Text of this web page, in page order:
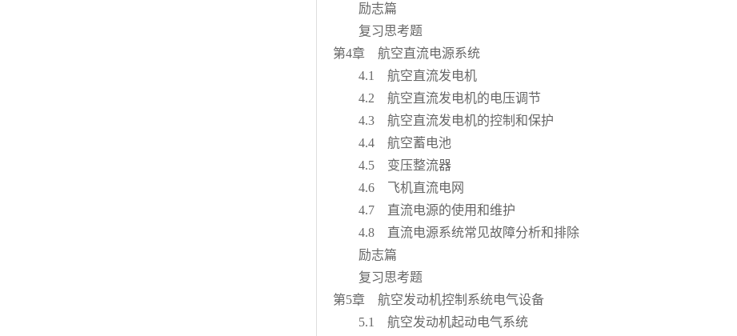
励志篇
复习思考题
第4章 航空直流电源系统
4.1 航空直流发电机
4.2 航空直流发电机的电压调节
4.3 航空直流发电机的控制和保护
4.4 航空蓄电池
4.5 变压整流器
4.6 飞机直流电网
4.7 直流电源的使用和维护
4.8 直流电源系统常见故障分析和排除
励志篇
复习思考题
第5章 航空发动机控制系统电气设备
5.1 航空发动机起动电气系统